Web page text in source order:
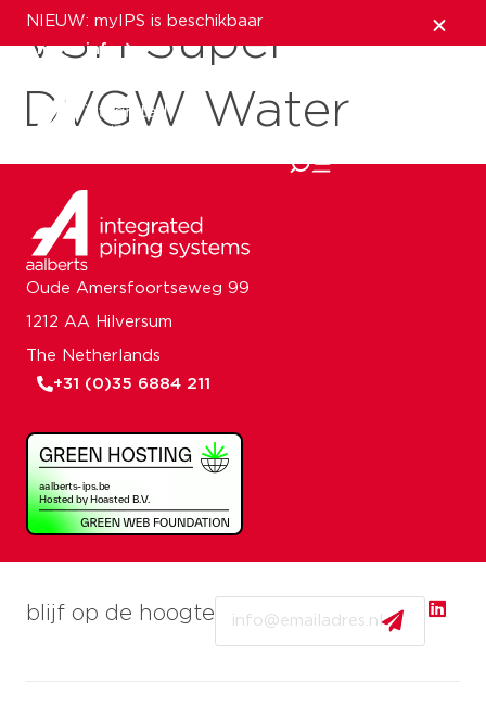
NIEUW: myIPS is beschikbaar
meer info
sluiten
VSH Super
DVGW Water
blijf op de hoogte
Oude Amersfoortseweg 99
1212 AA Hilversum
The Netherlands
+31 (0)35 6884 211